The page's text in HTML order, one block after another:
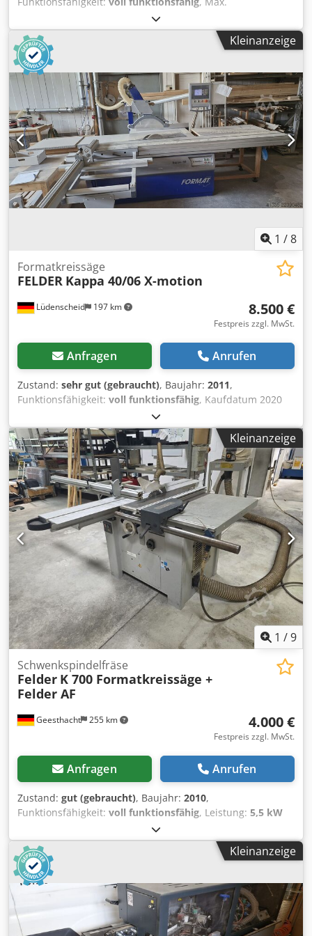
Volumenstrom 5000 m³/h Nennvolumenstrom 20 m/sec.
3540 m³/h Nennunterdruck bei 20 m/sec. 2500 Pa
Reststaubgehalt 0,1 mg/m³ Schalldruck 75 dB Dcodpfjznwz
Sjx Actsk Behälter automatische Filterreinigung
Funkenlöscher die Verrohrung zu mehreren Maschinen
kann mitgenommen werden Betriebsauflösung
Abmessung 2640 x 1140 x 2260 mm Absauganschluss 250
mm Gewicht 825 kg Motorleistung 5,5 kW Motorspannung
400 V (50 Hz)
Kleinanzeige
1 /8
Lüdenscheid 197 km
Formatkreissäge
FELDER Kappa 40/06 X-motion
8.500 €
Festpreis zzgl. MwSt.
Anfragen Anrufen
Zustand: sehr gut (gebraucht), Baujahr: 2011,
Funktionsfähigkeit: voll funktionsfähig, Kaufdatum 2020
als Neumaschine, 2 Achssteuerung, Höhe und
Schwenkung Technische Daten: Schnittlänge 2800 mm
Schnittbreite 1300 mm Schnitthöhe 155 mm max.
Sägeblatt Ø 450 Dodpfsznl Awjx Actjck X-motion Steuerung
mit Programmspeicher Gradraster mit
Längenkompensation Absaugung Ø 120 mm Motorleistung
7,5 kW Ausleger 4.000 mm
Kleinanzeige
1 /9
Geesthacht 255 km
Schwenkspindelfräse
Felder K 700 Formatkreissäge +
Felder AF
4.000 €
Festpreis zzgl. MwSt.
Anfragen Anrufen
Zustand: gut (gebraucht), Baujahr: 2010,
Funktionsfähigkeit: voll funktionsfähig, Leistung: 5,5 kW
, Eingangsspannung:400 V
elektrisch, Tischlänge:205 mm, Ausstattung:CE-
Kennzeichnung, Drehzahl stufenlos einstellbar, Wir
verkaufen hier ein professionelles und sofort
einsatzbereites Werkstatt-Set des österreichischen
Premium-Herstellers Felder. Das Set besteht aus der
präzisen Formatkreissäge K 700 (Baujahr 2010) und der
passenden mobilen Absauganlage AF 14.Beide Maschinen
Kleinanzeige